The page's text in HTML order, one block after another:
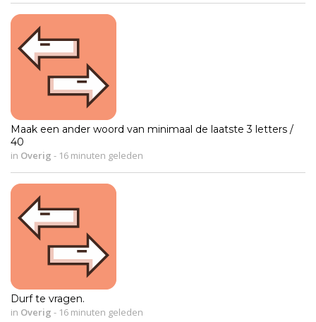
Maak een ander woord van minimaal de laatste 3 letters /
40
in Overig - 16 minuten geleden
Durf te vragen.
in Overig - 16 minuten geleden